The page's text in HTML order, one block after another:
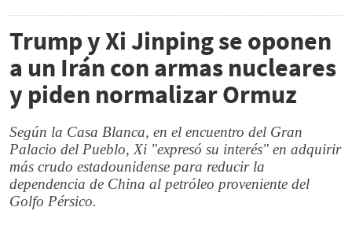
Trump y Xi Jinping se oponen
a un Irán con armas nucleares
y piden normalizar Ormuz
Según la Casa Blanca, en el encuentro del Gran
Palacio del Pueblo, Xi "expresó su interés" en adquirir
más crudo estadounidense para reducir la
dependencia de China al petróleo proveniente del
Golfo Pérsico.